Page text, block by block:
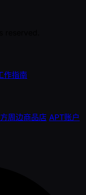
作指南
周边商品店 APT账户